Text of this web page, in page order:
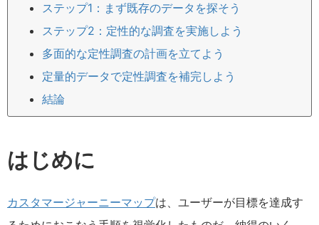
ステップ1：まず既存のデータを探そう
ステップ2：定性的な調査を実施しよう
多面的な定性調査の計画を立てよう
定量的データで定性調査を補完しよう
結論
はじめに
カスタマージャーニーマップは、ユーザーが目標を達成す